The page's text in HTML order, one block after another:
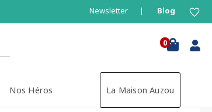
Newsletter Blog
0
Nos Héros La Maison Auzou